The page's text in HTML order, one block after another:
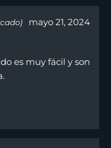
mayo 21, 2024
es muy fácil y son